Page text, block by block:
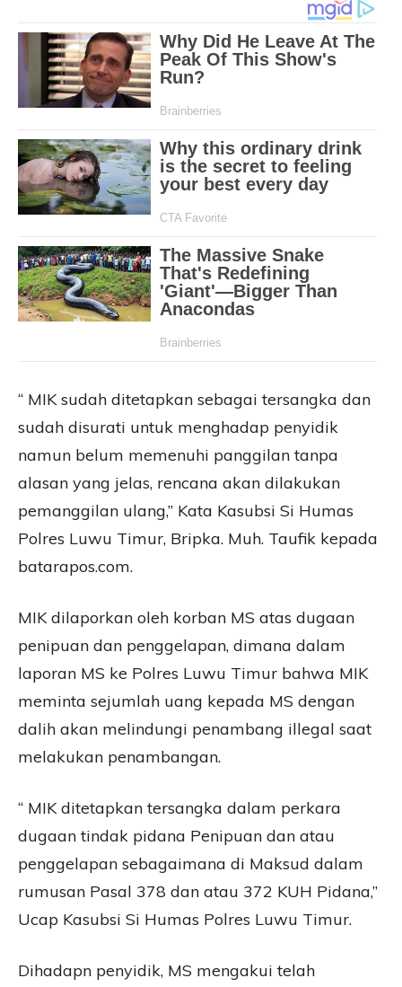
“ MIK sudah ditetapkan sebagai tersangka dan
sudah disurati untuk menghadap penyidik
namun belum memenuhi panggilan tanpa
alasan yang jelas, rencana akan dilakukan
pemanggilan ulang,” Kata Kasubsi Si Humas
Polres Luwu Timur, Bripka. Muh. Taufik kepada
batarapos.com.
MIK dilaporkan oleh korban MS atas dugaan
penipuan dan penggelapan, dimana dalam
laporan MS ke Polres Luwu Timur bahwa MIK
meminta sejumlah uang kepada MS dengan
dalih akan melindungi penambang illegal saat
melakukan penambangan.
“ MIK ditetapkan tersangka dalam perkara
dugaan tindak pidana Penipuan dan atau
penggelapan sebagaimana di Maksud dalam
rumusan Pasal 378 dan atau 372 KUH Pidana,”
Ucap Kasubsi Si Humas Polres Luwu Timur.
Dihadapn penyidik, MS mengakui telah